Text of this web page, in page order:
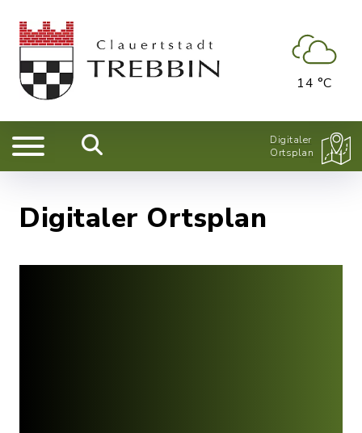
14 °C
Digitaler
Ortsplan
Digitaler Ortsplan